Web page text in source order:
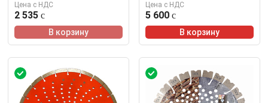
Цена с НДС
2 535
В корзину
Цена с НДС
5 600
В корзину